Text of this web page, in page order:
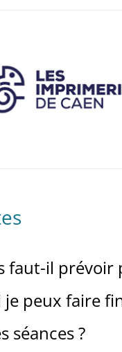
faut-il
peux faire
séances ?